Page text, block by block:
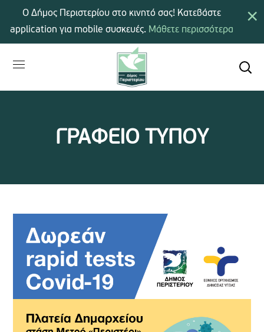
ΓΡΑΦΕΙΟ ΤΥΠΟΥ
×
Ο Δήμος Περιστερίου στο κινητό σας! Κατεβάστε
application για mobile συσκευές. Μάθετε περισσότερα